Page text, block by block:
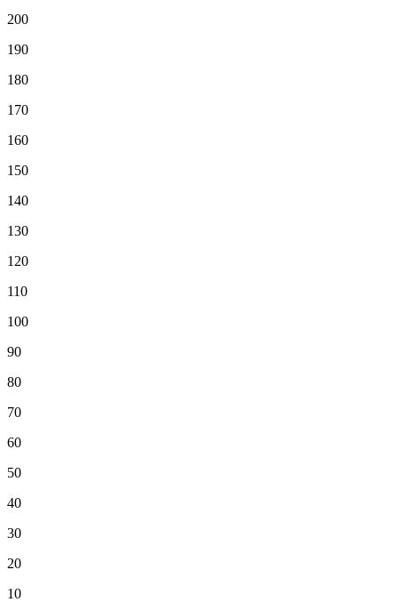
200
190
180
170
160
150
140
130
120
110
100
90
80
70
60
50
40
30
20
10